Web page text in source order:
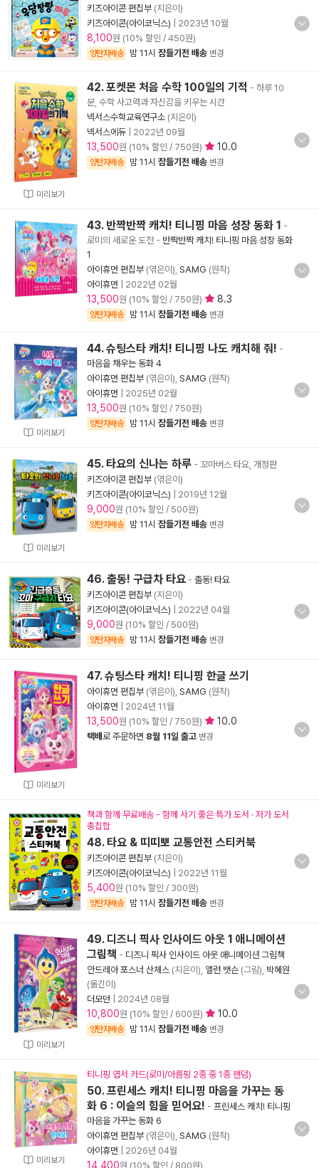
키즈아이콘 편집부 (지은이)
키즈아이콘(아이코닉스)
2023년 10월
8,100원 (10% 할인 / 450원)
양탄자배송 밤 11시 잠들기전 배송 변경
미리보기
42. 포켓몬 처음 수학 100일의 기적 - 하루 10
분, 수학 사고력과 자신감을 키우는 시간
넥서스수학교육연구소 (지은이)
넥서스에듀
2022년 09월
13,500원 (10% 할인 / 750원) 10.0
양탄자배송 밤 11시 잠들기전 배송 변경
43. 반짝반짝 캐치! 티니핑 마음 성장 동화 1 -
로미의 새로운 도전 - 반짝반짝 캐치! 티니핑 마음 성장 동화
1
아이휴먼 편집부 (엮은이), SAMG (원작)
아이휴먼
2022년 02월
13,500원 (10% 할인 / 750원) 8.3
양탄자배송 밤 11시 잠들기전 배송 변경
미리보기
44. 슈팅스타 캐치! 티니핑 나도 캐치해 줘! -
마음을 채우는 동화 4
아이휴먼 편집부 (엮은이), SAMG (원작)
아이휴먼
2025년 02월
13,500원 (10% 할인 / 750원)
양탄자배송 밤 11시 잠들기전 배송 변경
미리보기
45. 타요의 신나는 하루 - 꼬마버스 타요, 개정판
키즈아이콘 편집부 (엮은이)
키즈아이콘(아이코닉스)
2019년 12월
9,000원 (10% 할인 / 500원)
양탄자배송 밤 11시 잠들기전 배송 변경
46. 출동! 구급차 타요 - 출동! 타요
키즈아이콘 편집부 (지은이)
키즈아이콘(아이코닉스)
2022년 04월
9,000원 (10% 할인 / 500원)
양탄자배송 밤 11시 잠들기전 배송 변경
미리보기
47. 슈팅스타 캐치! 티니핑 한글 쓰기
아이휴먼 편집부 (엮은이), SAMG (원작)
아이휴먼
2024년 11월
13,500원 (10% 할인 / 750원) 10.0
택배로 주문하면 8월 11일 출고 변경
책과 함께 무료배송 - 함께 사기 좋은 특가 도서 · 저가 도서
총집합
48. 타요 & 띠띠뽀 교통안전 스티커북
키즈아이콘 편집부 (지은이)
키즈아이콘(아이코닉스)
2022년 11월
5,400원 (10% 할인 / 300원)
양탄자배송 밤 11시 잠들기전 배송 변경
미리보기
49. 디즈니 픽사 인사이드 아웃 1 애니메이션
그림책 - 디즈니 픽사 인사이드 아웃 애니메이션 그림책
안드레아 포스너 산체스 (지은이), 앨런 뱃슨 (그림), 박혜원
(옮긴이)
더모던
2024년 08월
10,800원 (10% 할인 / 600원) 10.0
양탄자배송 밤 11시 잠들기전 배송 변경
미리보기
티니핑 엽서 카드(로미/아름핑 2종 중 1종 랜덤)
50. 프린세스 캐치! 티니핑 마음을 가꾸는 동
화 6 : 이슬의 힘을 믿어요! - 프린세스 캐치! 티니핑
마음을 가꾸는 동화 6
아이휴먼 편집부 (엮은이), SAMG (원작)
아이휴먼
2026년 04월
14,400원 (10% 할인 / 800원)